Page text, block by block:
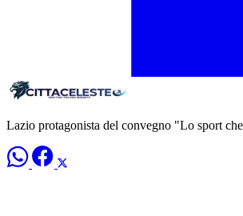
Lazio protagonista del convegno "Lo sport